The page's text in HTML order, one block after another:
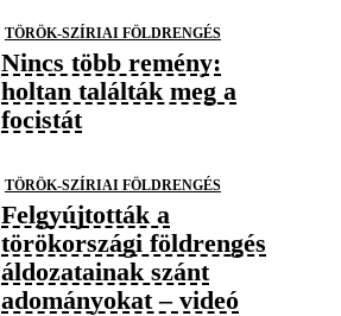
TÖRÖK-SZÍRIAI FÖLDRENGÉS
Nincs több remény:
holtan találták meg a
focistát
TÖRÖK-SZÍRIAI FÖLDRENGÉS
Felgyújtották a
törökországi földrengés
áldozatainak szánt
adományokat – videó